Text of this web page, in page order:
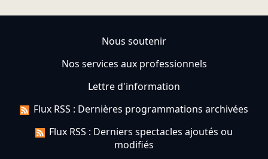
Nous soutenir
Nos services aux professionnels
Lettre d'information
Flux RSS : Dernières programmations archivées
Flux RSS : Derniers spectacles ajoutés ou
modifiés